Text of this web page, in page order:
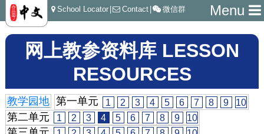
Menu
School Locator Contact 微信群
网上教参资料库 LESSON
RESOURCES
教学园地 第一单元 1 2 3 4 5 6 7 8 9 10
第二单元 1 2 3 4 5 6 7 8 9 10